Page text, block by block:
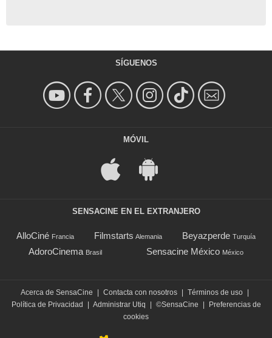
SÍGUENOS
MÓVIL
SENSACINE EN EL EXTRANJERO
AlloCiné Francia Filmstarts Alemania Beyazperde Turquía
AdoroCinema Brasil Sensacine México México
Acerca de SensaCine Contacta con nosotros Términos de uso
Política de Privacidad
Administrar Utiq ©SensaCine
Preferencias de
cookies